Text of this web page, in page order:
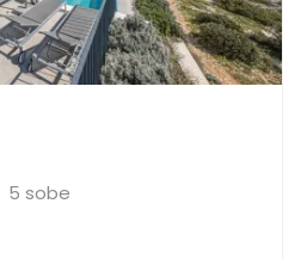
5 sobe